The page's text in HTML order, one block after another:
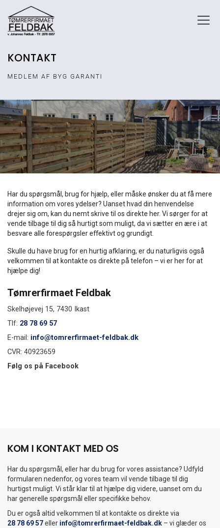
hovedindhold
KONTAKT
MEDLEM AF BYG GARANTI
Har du spørgsmål, brug for hjælp, eller måske ønsker du at få mere
information om vores ydelser? Uanset hvad din henvendelse
drejer sig om, kan du nemt skrive til os direkte her. Vi sørger for at
vende tilbage til dig så hurtigt som muligt, da vi sætter en ære i at
besvare alle forespørgsler effektivt og grundigt.
Skulle du have brug for en hurtig afklaring, er du naturligvis også
velkommen til at kontakte os direkte på telefon – vi er her for at
hjælpe dig!
Tømrerfirmaet Feldbak
Skelhøjevej 15, 7430 Ikast
Tlf: 28 78 69 57
E-mail: info@tomrerfirmaet-feldbak.dk
CVR: 40923659
Følg os på Facebook
KOM I KONTAKT MED OS
Har du spørgsmål, eller har du brug for vores assistance? Udfyld
formularen nedenfor, og vores team vil vende tilbage til dig
hurtigst muligt. Vi står klar til at hjælpe dig videre, uanset om du
har generelle spørgsmål eller specifikke behov.
Du er også altid velkommen til at kontakte os direkte via
28 78 69 57eller info@tomrerfirmaet-feldbak.dk – vi glæder os